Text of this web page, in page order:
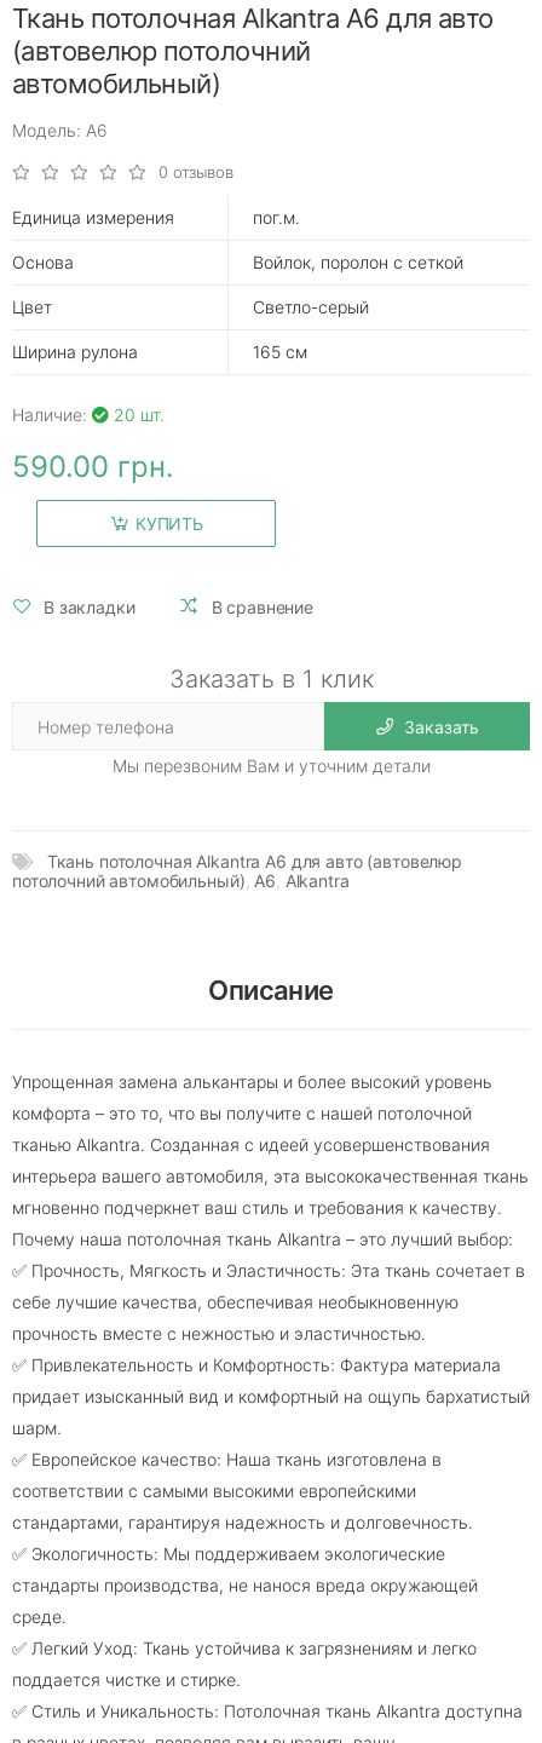
Ткань потолочная Alkantra A6 для авто
(автовелюр потолочний
автомобильный)
Модель: А6
0 отзывов
Единица измерения пог.м.
Основа Войлок, поролон с сеткой
Цвет Светло-серый
Ширина рулона 165 см
Наличие: 20 шт.
590.00 грн.
КУПИТЬ
В закладки В сравнение
Заказать в 1 клик
Заказать
Мы перезвоним Вам и уточним детали
Ткань потолочная Alkantra A6 для авто (автовелюр
потолочний автомобильный) А6 Alkantra
Описание
Упрощенная замена алькантары и более высокий уровень
комфорта – это то, что вы получите с нашей потолочной
тканью Alkantra. Созданная с идеей усовершенствования
интерьера вашего автомобиля, эта высококачественная ткань
мгновенно подчеркнет ваш стиль и требования к качеству.
Почему наша потолочная ткань Alkantra – это лучший выбор:
✅ Прочность, Мягкость и Эластичность: Эта ткань сочетает в
себе лучшие качества, обеспечивая необыкновенную
прочность вместе с нежностью и эластичностью.
✅ Привлекательность и Комфортность: Фактура материала
придает изысканный вид и комфортный на ощупь бархатистый
шарм.
✅ Европейское качество: Наша ткань изготовлена в
соответствии с самыми высокими европейскими
стандартами, гарантируя надежность и долговечность.
✅ Экологичность: Мы поддерживаем экологические
стандарты производства, не нанося вреда окружающей
среде.
✅ Легкий Уход: Ткань устойчива к загрязнениям и легко
поддается чистке и стирке.
✅ Стиль и Уникальность: Потолочная ткань Alkantra доступна